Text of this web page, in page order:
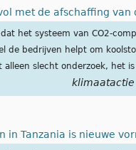
met de afschaffing van
het systeem van CO2-
de bedrijven helpt om
slecht onderzoek, het
klimaatactie
in Tanzania is nieuwe